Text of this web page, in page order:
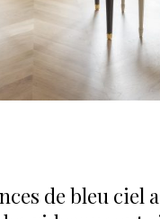
de bleu ciel